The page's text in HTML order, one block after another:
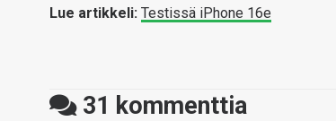
Lue artikkeli: Testissä iPhone 16e
31 kommenttia